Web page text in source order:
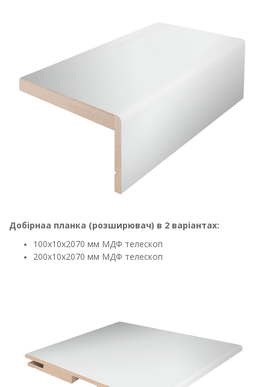
Добірнаа планка (розширювач) в 2 варіантах:
100х10х2070 мм МДФ телескоп
200х10х2070 мм МДФ телескоп